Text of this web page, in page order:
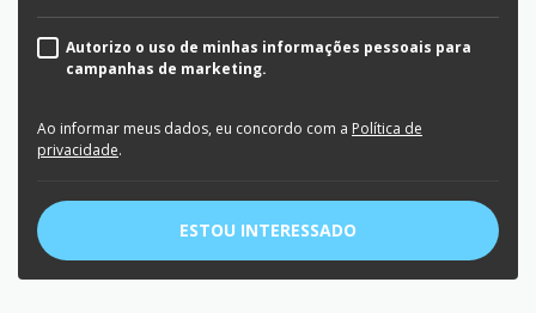
Autorizo o uso de minhas informações pessoais para
campanhas de marketing.
Ao informar meus dados, eu concordo com a Política de
privacidade.
ESTOU INTERESSADO